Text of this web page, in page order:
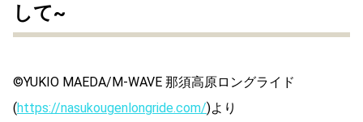
して~
©YUKIO MAEDA/M-WAVE 那須高原ロングライド
(https://nasukougenlongride.com/)より